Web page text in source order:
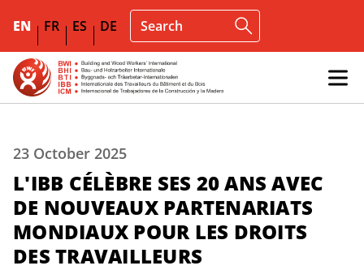
EN FR ES DE
23 October 2025
L'IBB CÉLÈBRE SES 20 ANS AVEC
DE NOUVEAUX PARTENARIATS
MONDIAUX POUR LES DROITS
DES TRAVAILLEURS